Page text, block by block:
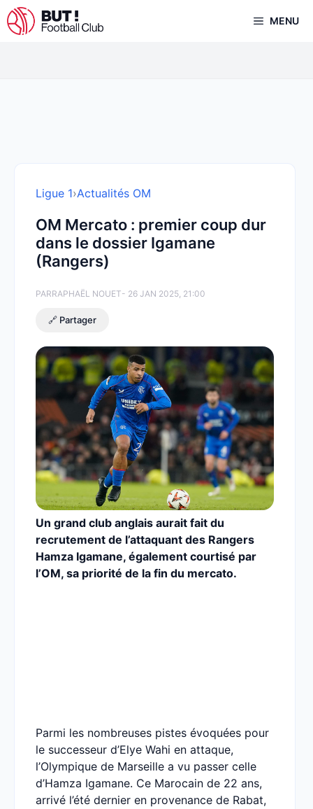
Aller
au
MENU
Ligue 1›Actualités OM
OM Mercato : premier coup dur
dans le dossier Igamane
(Rangers)
PARRAPHAËL NOUET- 26 JAN 2025, 21:00
🔗 Partager
Un grand club anglais aurait fait du
recrutement de l’attaquant des Rangers
Hamza Igamane, également courtisé par
l’OM, sa priorité de la fin du mercato.
Parmi les nombreuses pistes évoquées pour
le successeur d’Elye Wahi en attaque,
l’Olympique de Marseille a vu passer celle
d’Hamza Igamane. Ce Marocain de 22 ans,
arrivé l’été dernier en provenance de Rabat,